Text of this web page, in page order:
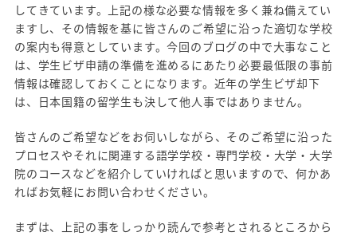
してきています。上記の様な必要な情報を多く兼ね備えてい
ますし、その情報を基に皆さんのご希望に沿った適切な学校
の案内も得意としています。今回のブログの中で大事なこと
は、学生ビザ申請の準備を進めるにあたり必要最低限の事前
情報は確認しておくことになります。近年の学生ビザ却下
は、日本国籍の留学生も決して他人事ではありません。
皆さんのご希望などをお伺いしながら、そのご希望に沿った
プロセスやそれに関連する語学学校・専門学校・大学・大学
院のコースなどを紹介していければと思いますので、何かあ
ればお気軽にお問い合わせください。
まずは、上記の事をしっかり読んで参考とされるところから